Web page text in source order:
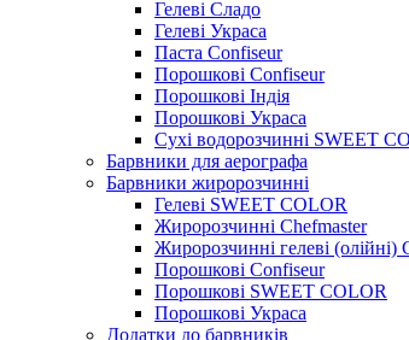
Гелеві Сладо
Гелеві Украса
Паста Confiseur
Порошкові Confiseur
Порошкові Індія
Порошкові Украса
Сухі водорозчинні SWEET
Барвники для аерографа
Барвники жиророзчинні
Гелеві SWEET COLOR
Жиророзчинні Chefmaster
Жиророзчинні гелеві (олійні)
Порошкові Confiseur
Порошкові SWEET COLOR
Порошкові Украса
Додатки до барвників